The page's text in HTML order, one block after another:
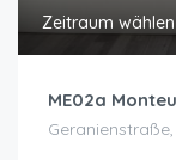
Zeitraum
ME02a